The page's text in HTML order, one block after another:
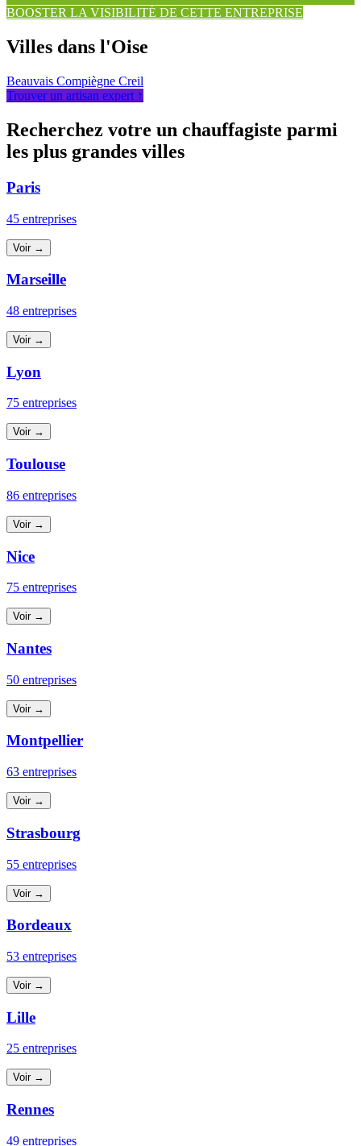
BOOSTER LA VISIBILITÉ DE CETTE ENTREPRISE
Villes dans l'Oise
Beauvais Compiègne Creil
Trouver un artisan expert ↑
Recherchez votre un chauffagiste parmi
les plus grandes villes
Paris
45 entreprises
Voir →
Marseille
48 entreprises
Voir →
Lyon
75 entreprises
Voir →
Toulouse
86 entreprises
Voir →
Nice
75 entreprises
Voir →
Nantes
50 entreprises
Voir →
Montpellier
63 entreprises
Voir →
Strasbourg
55 entreprises
Voir →
Bordeaux
53 entreprises
Voir →
Lille
25 entreprises
Voir →
Rennes
49 entreprises